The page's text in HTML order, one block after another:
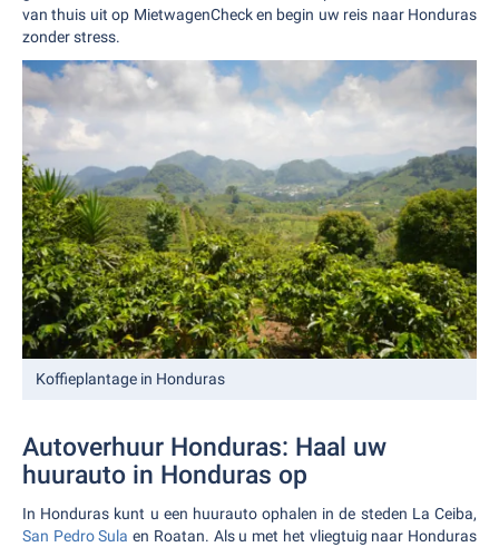
van thuis uit op MietwagenCheck en begin uw reis naar Honduras
zonder stress.
Koffieplantage in Honduras
Autoverhuur Honduras: Haal uw
huurauto in Honduras op
In Honduras kunt u een huurauto ophalen in de steden La Ceiba,
San Pedro Sula en Roatan. Als u met het vliegtuig naar Honduras